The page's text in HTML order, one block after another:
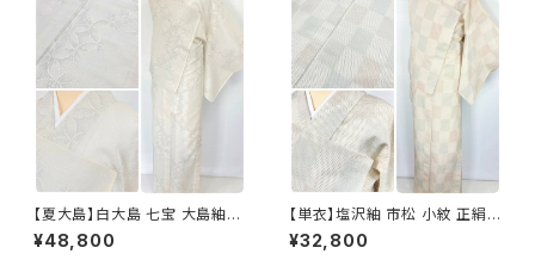
【夏大島】白大島 七宝 大島紬
紗紬 正絹 小紋 トールサイズ 白
グレー アイボリー 1053
¥48,800
【単衣】塩沢紬 市松 小紋 正絹
白 アイボリー 1033
¥32,800